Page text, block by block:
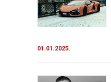
01.01.2025.